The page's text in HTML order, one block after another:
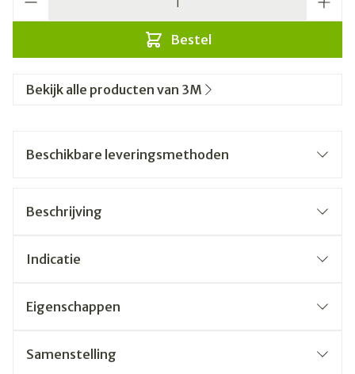
Bestel
Bekijk alle producten van 3M
Beschikbare leveringsmethoden
Beschrijving
Indicatie
Eigenschappen
Samenstelling